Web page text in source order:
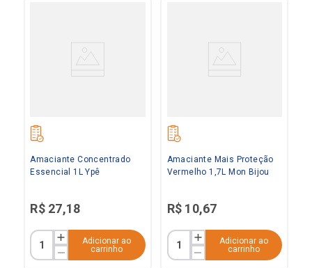
Amaciante Concentrado
Essencial 1L Ypê
R$ 27,18
Adicionar ao
carrinho
Amaciante Mais Proteção
Vermelho 1,7L Mon Bijou
R$ 10,67
Adicionar ao
carrinho